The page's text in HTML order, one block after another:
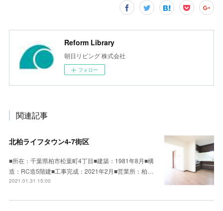
Reform Library
朝日リビング 株式会社
フォロー
関連記事
北柏ライフタウン4-7街区
■所在：千葉県柏市松葉町4丁目■建築：1981年8月■構
造：RC造5階建■工事完成：2021年2月■営業所：柏…
2021.01.31 15:00